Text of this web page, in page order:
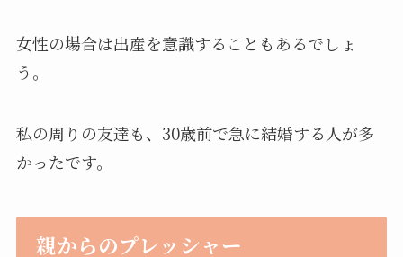
女性の場合は出産を意識することもあるでしょ
う。
私の周りの友達も、30歳前で急に結婚する人が多
かったです。
親からのプレッシャー